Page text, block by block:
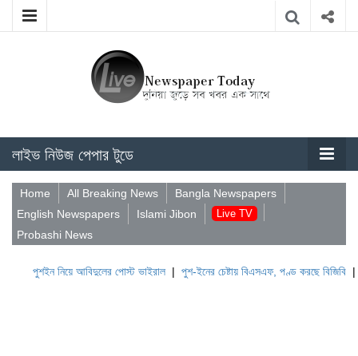
লাইভ নিউজ পেপার টুডে
Home All Breaking News
Bangla Newspapers
English Newspapers
Islami Jibon Live TV
Probashi News
পুশইন নিয়ে আবিদুলের পোস্ট ভাইরাল|পুশ-ইনের চেষ্টায় বিএসএফ, পণ্ড করছে বিজিবি|